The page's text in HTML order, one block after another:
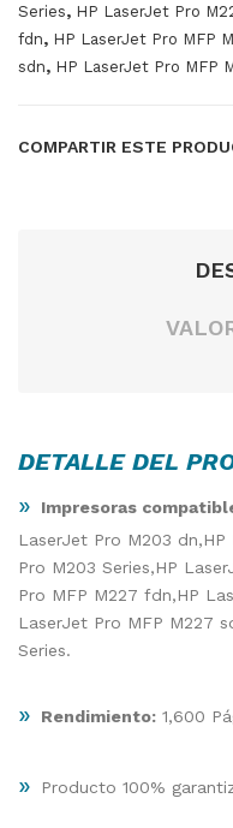
Series, HP LaserJet Pro
fdn, HP LaserJet Pro MFP
sdn, HP LaserJet Pro MFP
COMPARTIR ESTE
DETALLE DEL
» Impresoras
LaserJet Pro M203
Pro M203 Series,HP
Pro MFP M227 fdn,HP
LaserJet Pro MFP M227
Series.
» Rendimiento: 1,600
» Producto 100%